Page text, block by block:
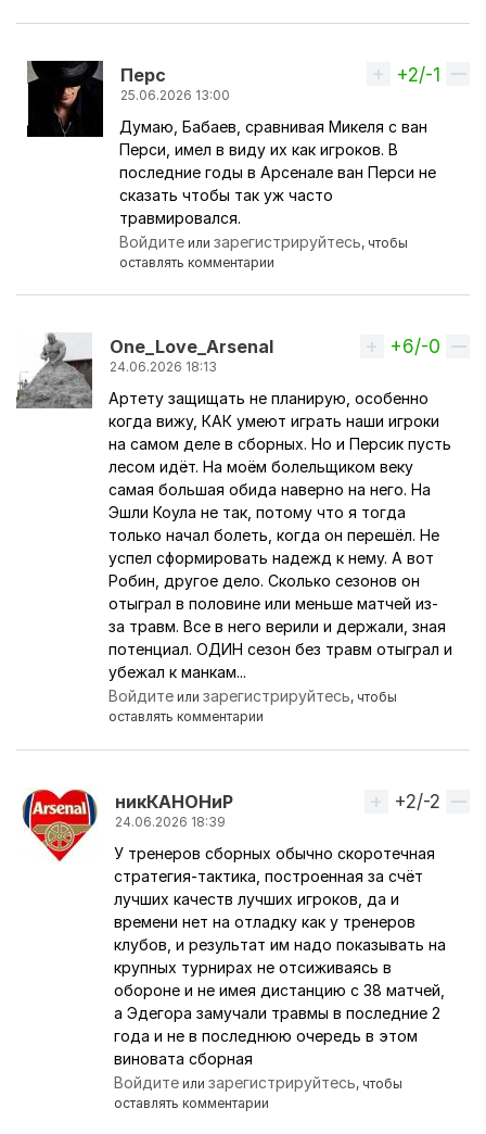
Перс
25.06.2026 13:00
Ответ на комментарий пользователяTravaldar
Вверх
+2/-1
Думаю, Бабаев, сравнивая Микеля с ван
Перси, имел в виду их как игроков. В
последние годы в Арсенале ван Перси не
сказать чтобы так уж часто
травмировался.
Войдите илизарегистрируйтесь, чтобы
оставлять комментарии
One_Love_Arsenal
24.06.2026 18:13
Вверх
+6/-0
Артету защищать не планирую, особенно
когда вижу, КАК умеют играть наши игроки
на самом деле в сборных. Но и Персик пусть
лесом идёт. На моём болельщиком веку
самая большая обида наверно на него. На
Эшли Коула не так, потому что я тогда
только начал болеть, когда он перешёл. Не
успел сформировать надежд к нему. А вот
Робин, другое дело. Сколько сезонов он
отыграл в половине или меньше матчей из-
за травм. Все в него верили и держали, зная
потенциал. ОДИН сезон без травм отыграл и
убежал к манкам...
Войдите илизарегистрируйтесь, чтобы
оставлять комментарии
никКАНОНиР
24.06.2026 18:39
Ответ на комментарий пользователя
Вверх
+2/-2
У тренеров сборных обычно скоротечная
стратегия-тактика, построенная за счёт
лучших качеств лучших игроков, да и
времени нет на отладку как у тренеров
клубов, и результат им надо показывать на
крупных турнирах не отсиживаясь в
обороне и не имея дистанцию с 38 матчей,
а Эдегора замучали травмы в последние 2
года и не в последнюю очередь в этом
виновата сборная
Войдите илизарегистрируйтесь, чтобы
оставлять комментарии